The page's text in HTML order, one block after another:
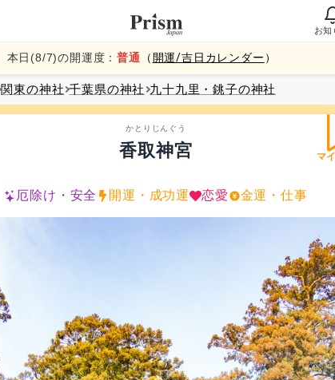
お知
本日(8/7)の開運度：普通 （ 開運/吉日カレンダー ）
関東の神社 千葉県の神社 九十九里・銚子の神社
マ
かとりじんぐう
香取神宮
厄除け・安全 開運・成功運 恋愛 金運・仕事